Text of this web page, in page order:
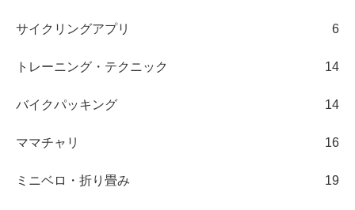
サイクリングアプリ 6
トレーニング・テクニック 14
バイクパッキング 14
ママチャリ 16
ミニベロ・折り畳み 19